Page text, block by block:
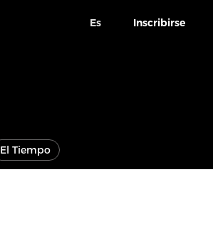
Es Inscribirse
El Tiempo